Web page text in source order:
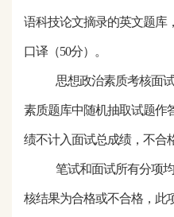
语科技论文摘录的英文题库
口译（50分）。
思想政治素质考核面
素质题库中随机抽取试题作
绩不计入面试总成绩，不合
笔试和面试所有分项
核结果为合格或不合格，此